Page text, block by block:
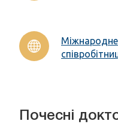
Міжнародне
Почесні